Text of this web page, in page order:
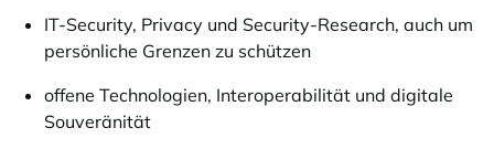
IT-Security, Privacy und Security-Research, auch um
persönliche Grenzen zu schützen
offene Technologien, Interoperabilität und digitale
Souveränität